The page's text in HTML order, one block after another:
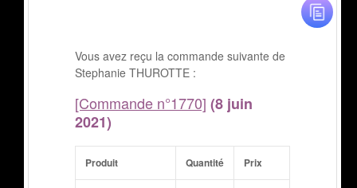
Vous avez reçu la commande suivante de
Stephanie THUROTTE :
[Commande n°1770] (8 juin
2021)
Produit Quantité Prix